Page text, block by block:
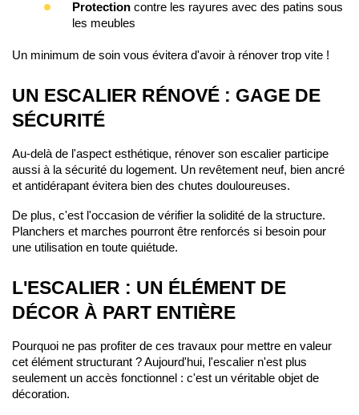
Protection contre les rayures avec des patins sous
les meubles
Un minimum de soin vous évitera d'avoir à rénover trop vite !
UN ESCALIER RÉNOVÉ : GAGE DE
SÉCURITÉ
Au-delà de l'aspect esthétique, rénover son escalier participe
aussi à la sécurité du logement. Un revêtement neuf, bien ancré
et antidérapant évitera bien des chutes douloureuses.
De plus, c'est l'occasion de vérifier la solidité de la structure.
Planchers et marches pourront être renforcés si besoin pour
une utilisation en toute quiétude.
L'ESCALIER : UN ÉLÉMENT DE
DÉCOR À PART ENTIÈRE
Pourquoi ne pas profiter de ces travaux pour mettre en valeur
cet élément structurant ? Aujourd'hui, l'escalier n'est plus
seulement un accès fonctionnel : c'est un véritable objet de
décoration.